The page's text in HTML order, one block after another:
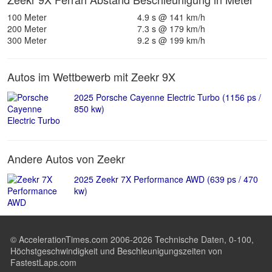
100 Meter
4.9 s @ 141 km/h
200 Meter
7.3 s @ 179 km/h
300 Meter
9.2 s @ 199 km/h
Autos im Wettbewerb mit Zeekr 9X
2025 Porsche Cayenne Electric Turbo (1156 ps /
850 kw)
Andere Autos von Zeekr
2025 Zeekr 7X Performance AWD (639 ps / 470
kw)
© AccelerationTimes.com 2006-2026 Technische Daten, 0-100,
Höchstgeschwindigkeit und Beschleunigungszeiten von
FastestLaps.com